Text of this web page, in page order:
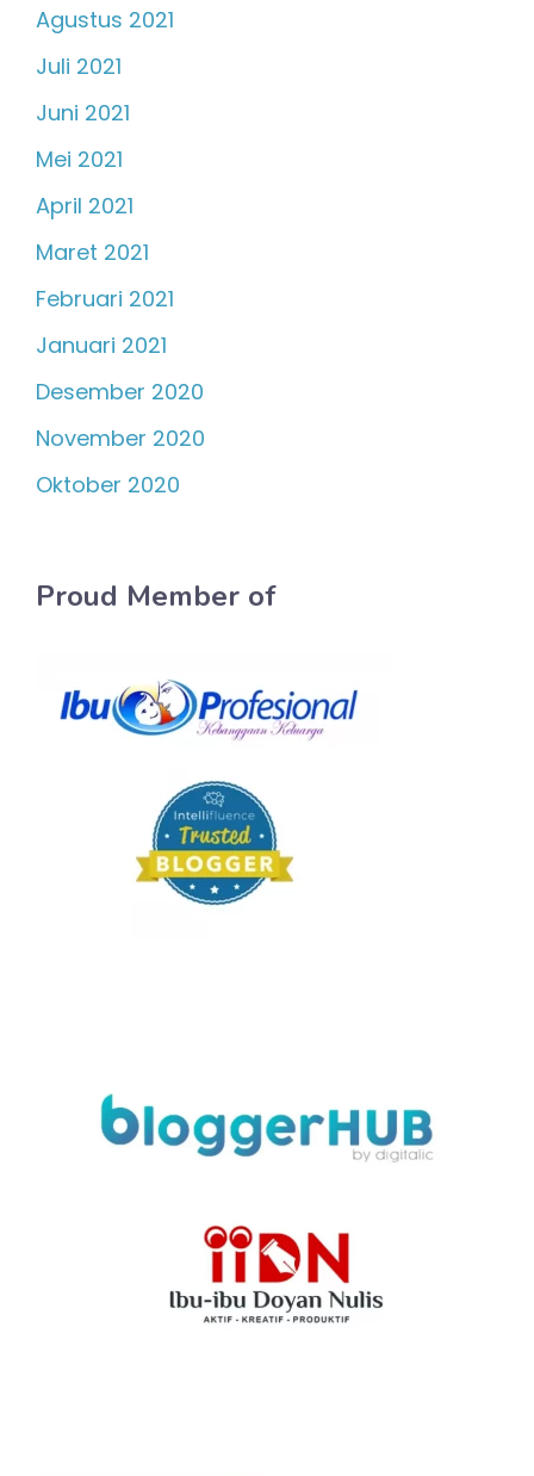
Agustus 2021
Juli 2021
Juni 2021
Mei 2021
April 2021
Maret 2021
Februari 2021
Januari 2021
Desember 2020
November 2020
Oktober 2020
Proud Member of